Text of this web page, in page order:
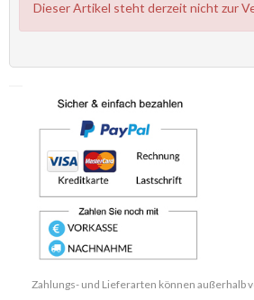
Dieser Artikel steht derzeit nicht zur
Zahlungs- und Lieferarten können außerhalb